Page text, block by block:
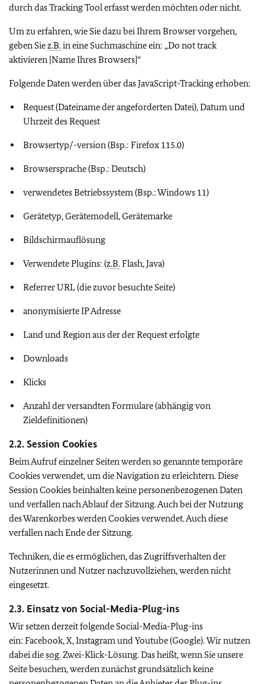
durch das Tracking Tool erfasst werden möchten oder nicht.
Um zu erfahren, wie Sie dazu bei Ihrem Browser vorgehen,
geben Siez.B.in eine Suchmaschine ein: „Do not track
aktivieren [Name Ihres Browsers]“
Folgende Daten werden über das JavaScript-Tracking erhoben:
Request (Dateiname der angeforderten Datei), Datum und
Uhrzeit des Request
Browsertyp/-version (Bsp.: Firefox 115.0)
Browsersprache (Bsp.: Deutsch)
verwendetes Betriebssystem (Bsp.: Windows 11)
Gerätetyp, Gerätemodell, Gerätemarke
Bildschirmauflösung
Verwendete Plugins: (z.B.Flash, Java)
Referrer URL (die zuvor besuchte Seite)
anonymisierte IP Adresse
Land und Region aus der der Request erfolgte
Downloads
Klicks
Anzahl der versandten Formulare (abhängig von
Zieldefinitionen)
2.2. Session Cookies
Beim Aufruf einzelner Seiten werden so genannte temporäre
Cookies verwendet, um die Navigation zu erleichtern. Diese
Session Cookies beinhalten keine personenbezogenen Daten
und verfallen nach Ablauf der Sitzung. Auch bei der Nutzung
des Warenkorbes werden Cookies verwendet. Auch diese
verfallen nach Ende der Sitzung.
Techniken, die es ermöglichen, das Zugriffsverhalten der
Nutzerinnen und Nutzer nachzuvollziehen, werden nicht
eingesetzt.
2.3. Einsatz von Social-Media-Plug-ins
Wir setzen derzeit folgende Social-Media-Plug-ins
ein: Facebook, X, InstagramundYoutube (Google).Wir nutzen
dabei diesog.Zwei-Klick-Lösung. Das heißt, wenn Sie unsere
Seite besuchen, werden zunächst grundsätzlich keine